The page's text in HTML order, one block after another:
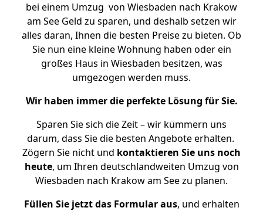
bei einem Umzug von Wiesbaden nach Krakow
am See Geld zu sparen, und deshalb setzen wir
alles daran, Ihnen die besten Preise zu bieten. Ob
Sie nun eine kleine Wohnung haben oder ein
großes Haus in Wiesbaden besitzen, was
umgezogen werden muss.
Wir haben immer die perfekte Lösung für Sie.
Sparen Sie sich die Zeit – wir kümmern uns
darum, dass Sie die besten Angebote erhalten.
Zögern Sie nicht und kontaktieren Sie uns noch
heute, um Ihren deutschlandweiten Umzug von
Wiesbaden nach Krakow am See zu planen.
Füllen Sie jetzt das Formular aus, und erhalten